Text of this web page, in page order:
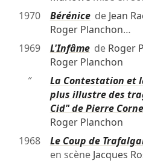
1970
Bérénicede Jean
Roger Planchon…
1969
L'Infâmede Roger
Roger Planchon
″
La Contestation et
plus illustre des
Cid" de Pierre
Roger Planchon
1968
Le Coup de
en scène Jacques